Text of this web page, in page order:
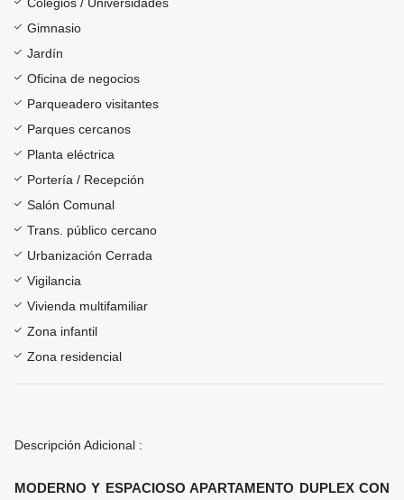
Colegios / Universidades
Gimnasio
Jardín
Oficina de negocios
Parqueadero visitantes
Parques cercanos
Planta eléctrica
Portería / Recepción
Salón Comunal
Trans. público cercano
Urbanización Cerrada
Vigilancia
Vivienda multifamiliar
Zona infantil
Zona residencial
Descripción Adicional :
MODERNO Y ESPACIOSO APARTAMENTO DUPLEX CON